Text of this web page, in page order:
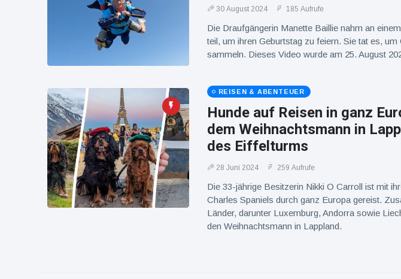
30 August 2024 185 Aufrufe
Die Draufgängerin Manette Baillie nahm an
teil, um ihren Geburtstag zu feiern. Sie tat es,
sammeln. Dieses Video wurde am 25. August
REISEN & ABENTEUER
Hunde auf Reisen in ganz
dem Weihnachtsmann in
des Eiffelturms
28 Juni 2024 259 Aufrufe
Die 33-jährige Besitzerin Nikki O Carroll ist mit
Charles Spaniels durch ganz Europa gereist.
Länder, darunter Luxemburg, Andorra sowie
den Weihnachtsmann in Lappland.